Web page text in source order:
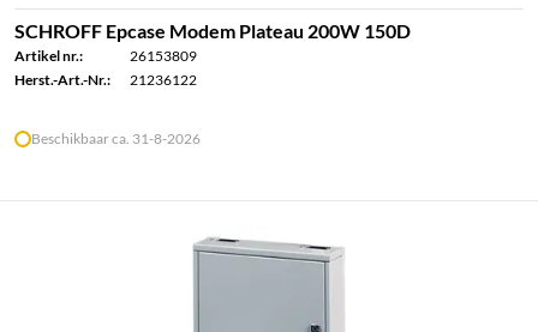
SCHROFF Epcase Modem Plateau 200W 150D
Artikel nr.:
26153809
Herst.-Art.-Nr.:
21236122
Beschikbaar ca. 31-8-2026